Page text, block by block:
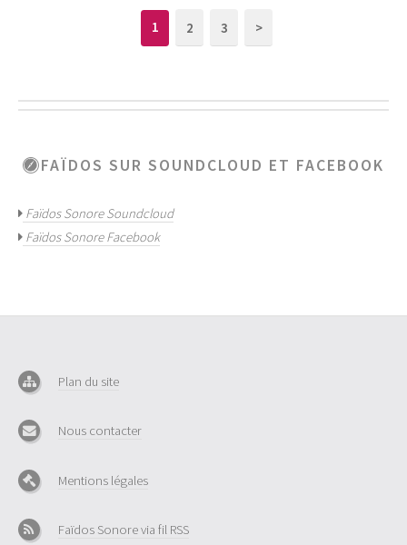
1 2 3 >
FAÏDOS SUR SOUNDCLOUD ET FACEBOOK
Faïdos Sonore Soundcloud
Faïdos Sonore Facebook
Plan du site
Nous contacter
Mentions légales
Faïdos Sonore via fil RSS